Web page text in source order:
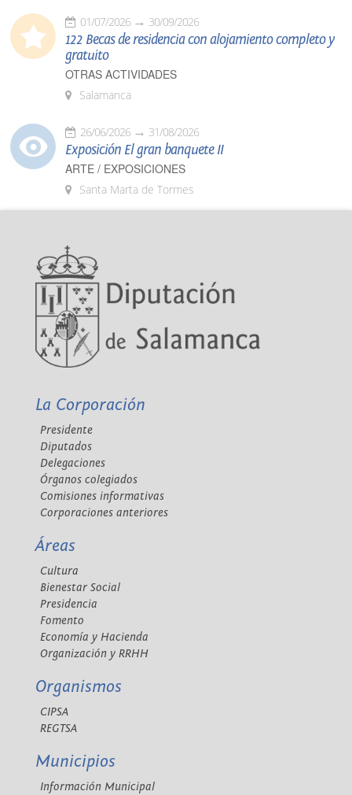
01/07/2026 30/09/2026
122 Becas de residencia con alojamiento completo y
gratuito
OTRAS ACTIVIDADES
Salamanca
26/06/2026 31/08/2026
Exposición El gran banquete II
ARTE / EXPOSICIONES
Santa Marta de Tormes
La Corporación
Presidente
Diputados
Delegaciones
Órganos colegiados
Comisiones informativas
Corporaciones anteriores
Áreas
Cultura
Bienestar Social
Presidencia
Fomento
Economía y Hacienda
Organización y RRHH
Organismos
CIPSA
REGTSA
Municipios
Información Municipal